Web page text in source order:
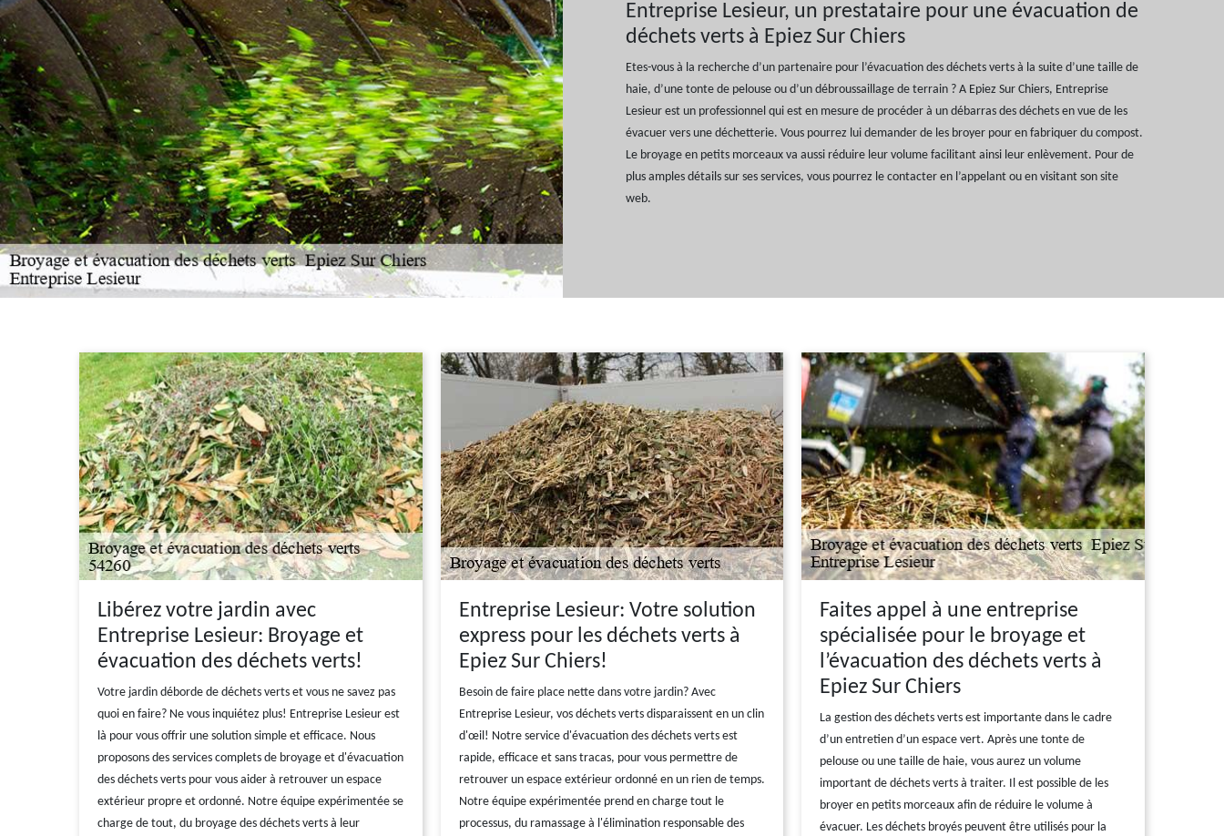
Entreprise Lesieur, un prestataire pour une évacuation de
déchets verts à Epiez Sur Chiers
Etes-vous à la recherche d’un partenaire pour l’évacuation des déchets verts à la suite d’une taille de
haie, d’une tonte de pelouse ou d’un débroussaillage de terrain ? A Epiez Sur Chiers, Entreprise
Lesieur est un professionnel qui est en mesure de procéder à un débarras des déchets en vue de les
évacuer vers une déchetterie. Vous pourrez lui demander de les broyer pour en fabriquer du compost.
Le broyage en petits morceaux va aussi réduire leur volume facilitant ainsi leur enlèvement. Pour de
plus amples détails sur ses services, vous pourrez le contacter en l’appelant ou en visitant son site
web.
Libérez votre jardin avec
Entreprise Lesieur: Broyage et
évacuation des déchets verts!
Votre jardin déborde de déchets verts et vous ne savez pas
quoi en faire? Ne vous inquiétez plus! Entreprise Lesieur est
là pour vous offrir une solution simple et efficace. Nous
proposons des services complets de broyage et d'évacuation
des déchets verts pour vous aider à retrouver un espace
extérieur propre et ordonné. Notre équipe expérimentée se
charge de tout, du broyage des déchets verts à leur
Entreprise Lesieur: Votre solution
express pour les déchets verts à
Epiez Sur Chiers!
Besoin de faire place nette dans votre jardin? Avec
Entreprise Lesieur, vos déchets verts disparaissent en un clin
d'œil! Notre service d'évacuation des déchets verts est
rapide, efficace et sans tracas, pour vous permettre de
retrouver un espace extérieur ordonné en un rien de temps.
Notre équipe expérimentée prend en charge tout le
processus, du ramassage à l'élimination responsable des
Faites appel à une entreprise
spécialisée pour le broyage et
l’évacuation des déchets verts à
Epiez Sur Chiers
La gestion des déchets verts est importante dans le cadre
d’un entretien d’un espace vert. Après une tonte de
pelouse ou une taille de haie, vous aurez un volume
important de déchets verts à traiter. Il est possible de les
broyer en petits morceaux afin de réduire le volume à
évacuer. Les déchets broyés peuvent être utilisés pour la